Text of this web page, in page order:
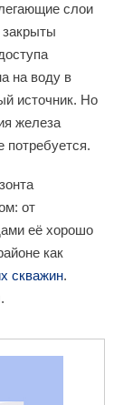
слои
на воду в
источник. Но
железа
потребуется.
от
её хорошо
как
скважин.